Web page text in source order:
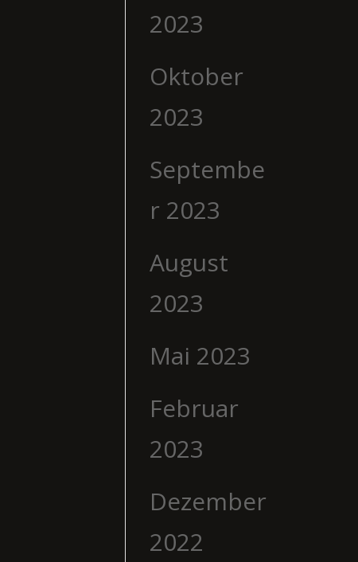
2023
Oktober
2023
Septembe
r 2023
August
2023
Mai 2023
Februar
2023
Dezember
2022